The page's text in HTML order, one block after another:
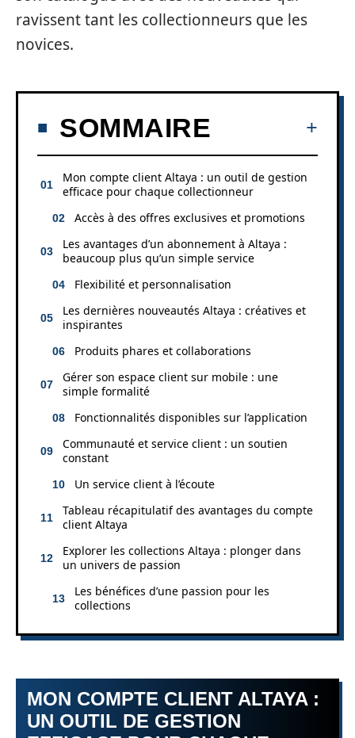
ravissent tant les collectionneurs que les
novices.
SOMMAIRE
Mon compte client Altaya : un outil de gestion
efficace pour chaque collectionneur
Accès à des offres exclusives et promotions
Les avantages d’un abonnement à Altaya :
beaucoup plus qu’un simple service
Flexibilité et personnalisation
Les dernières nouveautés Altaya : créatives et
inspirantes
Produits phares et collaborations
Gérer son espace client sur mobile : une
simple formalité
Fonctionnalités disponibles sur l’application
Communauté et service client : un soutien
constant
Un service client à l’écoute
Tableau récapitulatif des avantages du compte
client Altaya
Explorer les collections Altaya : plonger dans
un univers de passion
Les bénéfices d’une passion pour les
collections
MON COMPTE CLIENT ALTAYA :
UN OUTIL DE GESTION